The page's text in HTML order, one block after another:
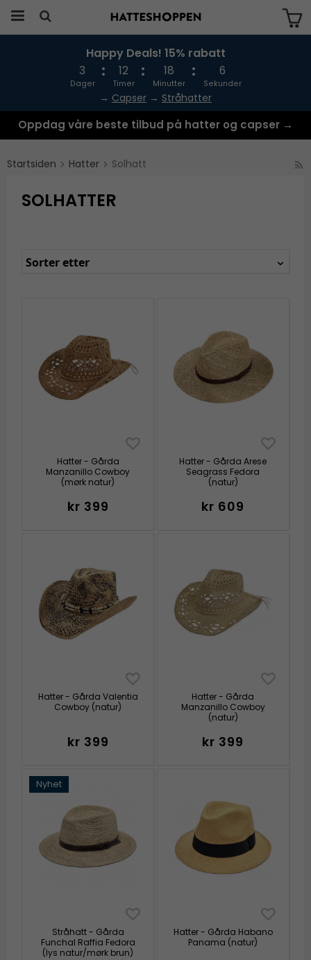
Produktet har blitt lagt til i handlekurven
Happy Deals! 15% rabatt
3
Dager
12
Timer
18
Minutter
4
Sekunder
→ Capser → Stråhatter
Oppdag våre beste tilbud på hatter og capser →
Startsiden Hatter Solhatt
SOLHATTER
Sorter etter
Hatter - Gårda
Manzanillo Cowboy
(mørk natur)
kr 399
Hatter - Gårda Arese
Seagrass Fedora
(natur)
kr 609
Hatter - Gårda Valentia
Cowboy (natur)
kr 399
Hatter - Gårda
Manzanillo Cowboy
(natur)
kr 399
Nyhet
Stråhatt - Gårda
Funchal Raffia Fedora
(lys natur/mørk brun)
Hatter - Gårda Habano
Panama (natur)